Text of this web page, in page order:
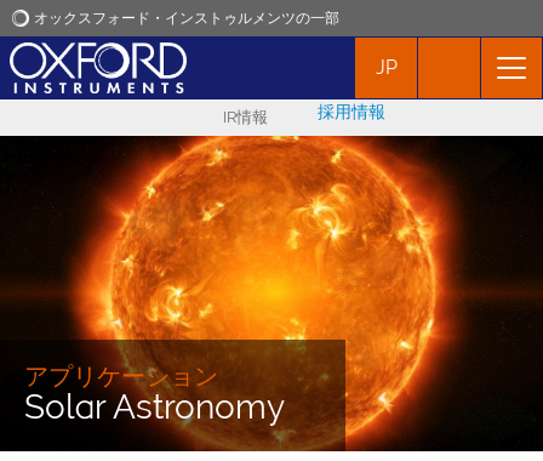
オックスフォード・インストゥルメンツの一部
オックスフォード・インストゥルメンツ
アプリケーション
プロダクト
イベント
お問い合わせ
JP
IR情報 採用情報
アプリケーション
Solar Astronomy